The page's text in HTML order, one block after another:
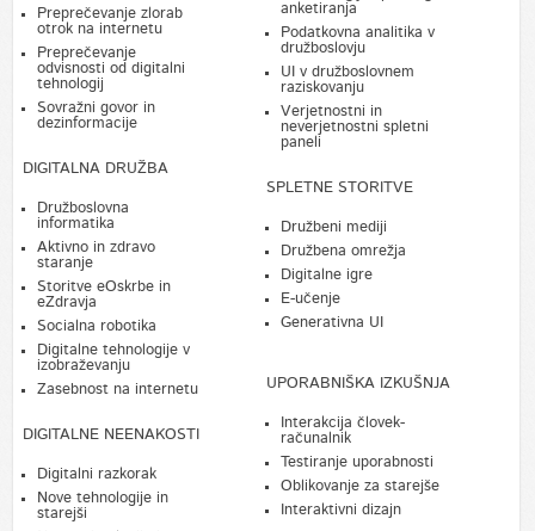
Preprečevanje zlorab
otrok na internetu
Preprečevanje
odvisnosti od digitalni
tehnologij
Sovražni govor in
dezinformacije
DIGITALNA DRUŽBA
Družboslovna
informatika
Aktivno in zdravo
staranje
Storitve eOskrbe in
eZdravja
Socialna robotika
Digitalne tehnologije v
izobraževanju
Zasebnost na internetu
DIGITALNE NEENAKOSTI
Digitalni razkorak
Nove tehnologije in
starejši
anketiranja
Podatkovna analitika v
družboslovju
UI v družboslovnem
raziskovanju
Verjetnostni in
neverjetnostni spletni
paneli
SPLETNE STORITVE
Družbeni mediji
Družbena omrežja
Digitalne igre
E-učenje
Generativna UI
UPORABNIŠKA IZKUŠNJA
Interakcija človek-
računalnik
Testiranje uporabnosti
Oblikovanje za starejše
Interaktivni dizajn